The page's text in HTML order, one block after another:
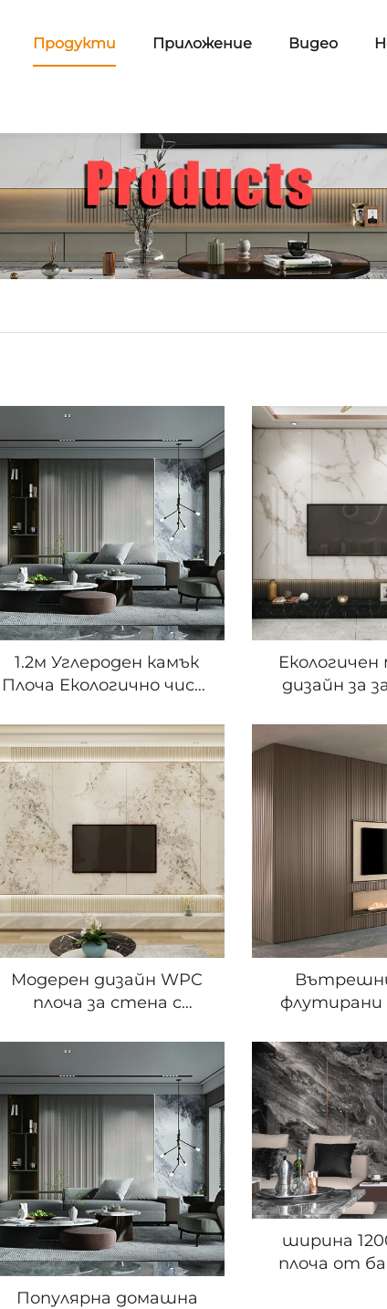
Продукти Приложение Видео
1.2м Углероден камък
Плоча Екологично чист
мраморен безшовен
гъвкав бамбуков
волоконен лист за
стена за декорация на
вътрешно убранство
Екологичен
дизайн за
под мрамор
план на
Модерен дизайн WPC
плоча за стена с
заден план на
телевизора в зала
Популярна домашна
ширина
плоча от